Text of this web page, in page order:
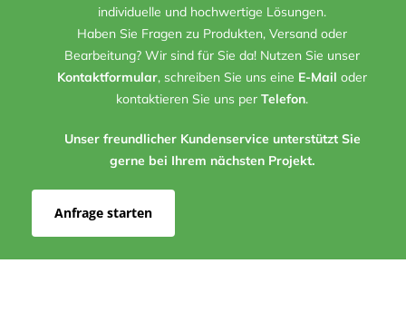
individuelle und hochwertige Lösungen.
Haben Sie Fragen zu Produkten, Versand oder
Bearbeitung? Wir sind für Sie da! Nutzen Sie unser
Kontaktformular, schreiben Sie uns eine E-Mail oder
kontaktieren Sie uns per Telefon.
Unser freundlicher Kundenservice unterstützt Sie
gerne bei Ihrem nächsten Projekt.
Anfrage starten